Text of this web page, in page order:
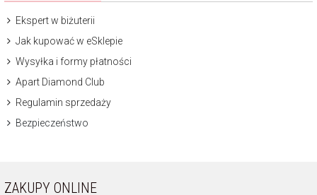
Ekspert w biżuterii
Jak kupować w eSklepie
Wysyłka i formy płatności
Apart Diamond Club
Regulamin sprzedaży
Bezpieczeństwo
ZAKUPY ONLINE